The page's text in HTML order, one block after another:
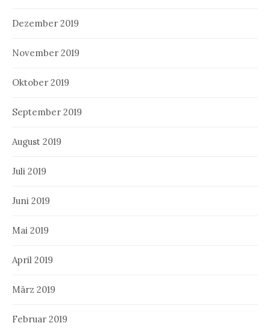
Dezember 2019
November 2019
Oktober 2019
September 2019
August 2019
Juli 2019
Juni 2019
Mai 2019
April 2019
März 2019
Februar 2019